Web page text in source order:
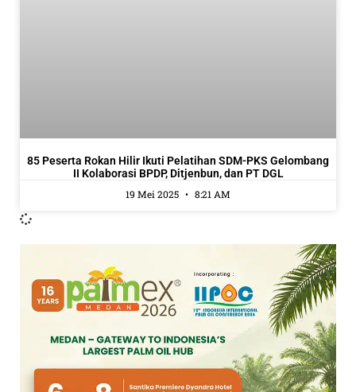
85 Peserta Rokan Hilir Ikuti Pelatihan SDM-PKS Gelombang
II Kolaborasi BPDP, Ditjenbun, dan PT DGL
19 Mei 2025
8:21 AM